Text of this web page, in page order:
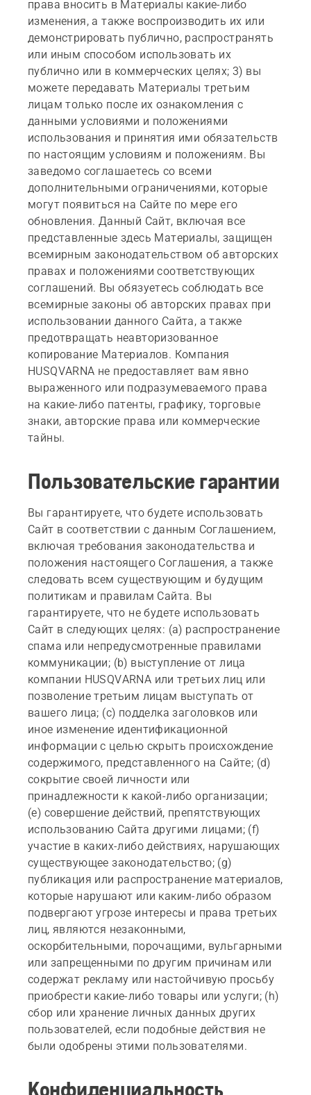
права вносить в Материалы какие-либо
изменения, а также воспроизводить их или
демонстрировать публично, распространять
или иным способом использовать их
публично или в коммерческих целях; 3) вы
можете передавать Материалы третьим
лицам только после их ознакомления с
данными условиями и положениями
использования и принятия ими обязательств
по настоящим условиям и положениям. Вы
заведомо соглашаетесь со всеми
дополнительными ограничениями, которые
могут появиться на Сайте по мере его
обновления. Данный Сайт, включая все
представленные здесь Материалы, защищен
всемирным законодательством об авторских
правах и положениями соответствующих
соглашений. Вы обязуетесь соблюдать все
всемирные законы об авторских правах при
использовании данного Сайта, а также
предотвращать неавторизованное
копирование Материалов. Компания
HUSQVARNA не предоставляет вам явно
выраженного или подразумеваемого права
на какие-либо патенты, графику, торговые
знаки, авторские права или коммерческие
тайны.
Пользовательские гарантии
Вы гарантируете, что будете использовать
Сайт в соответствии с данным Соглашением,
включая требования законодательства и
положения настоящего Соглашения, а также
следовать всем существующим и будущим
политикам и правилам Сайта. Вы
гарантируете, что не будете использовать
Сайт в следующих целях: (а) распространение
спама или непредусмотренные правилами
коммуникации; (b) выступление от лица
компании HUSQVARNA или третьих лиц или
позволение третьим лицам выступать от
вашего лица; (c) подделка заголовков или
иное изменение идентификационной
информации с целью скрыть происхождение
содержимого, представленного на Сайте; (d)
сокрытие своей личности или
принадлежности к какой-либо организации;
(е) совершение действий, препятствующих
использованию Сайта другими лицами; (f)
участие в каких-либо действиях, нарушающих
существующее законодательство; (g)
публикация или распространение материалов,
которые нарушают или каким-либо образом
подвергают угрозе интересы и права третьих
лиц, являются незаконными,
оскорбительными, порочащими, вульгарными
или запрещенными по другим причинам или
содержат рекламу или настойчивую просьбу
приобрести какие-либо товары или услуги; (h)
сбор или хранение личных данных других
пользователей, если подобные действия не
были одобрены этими пользователями.
Конфиденциальность